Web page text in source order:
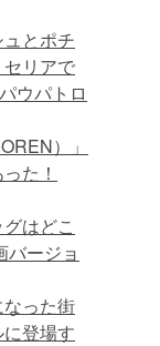
とポチ
リアで
ウパトロ
）」
た！
はどこ
バージョ
った街
登場す